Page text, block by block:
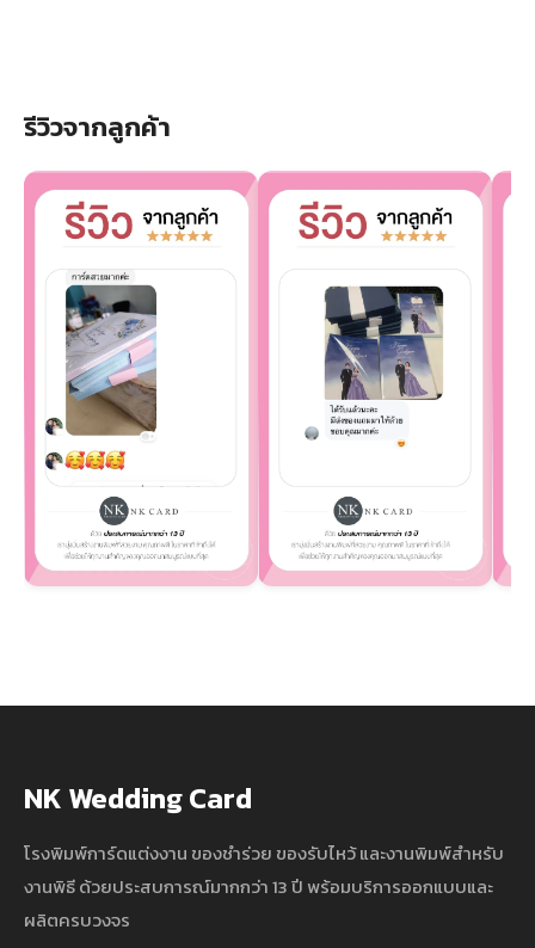
รีวิวจากลูกค้า
NK Wedding Card
โรงพิมพ์การ์ดแต่งงาน ของชำร่วย ของรับไหว้ และงานพิมพ์สำหรับ
งานพิธี ด้วยประสบการณ์มากกว่า 13 ปี พร้อมบริการออกแบบและ
ผลิตครบวงจร